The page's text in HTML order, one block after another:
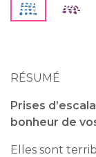
RÉSUMÉ
Prises
bonheur de
Elles sont